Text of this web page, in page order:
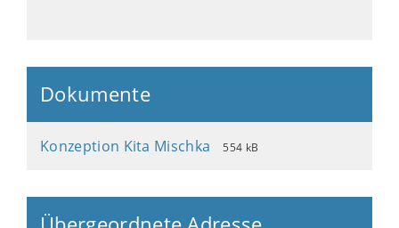
Dokumente
Konzeption Kita Mischka 554 kB